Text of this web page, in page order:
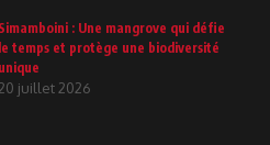
Simamboini : Une mangrove qui défie
le temps et protège une biodiversité
unique
juillet 2026